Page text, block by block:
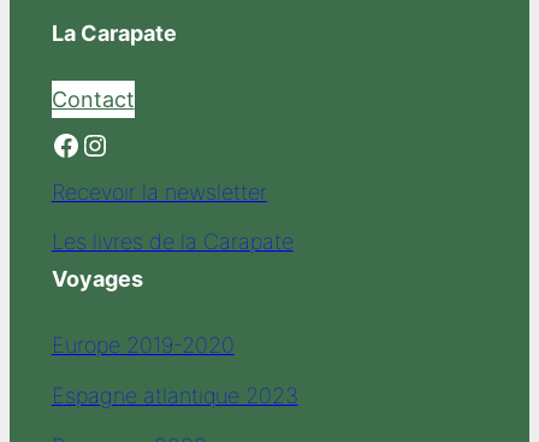
La Carapate
Contact
Facebook Instagram
Recevoir la newsletter
Les livres de la Carapate
Voyages
Europe 2019-2020
Espagne atlantique 2023